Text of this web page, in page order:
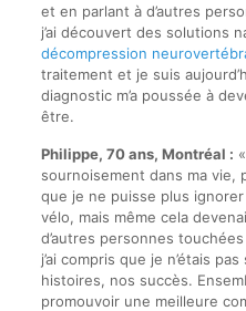
et en parlant à d’autres
j’ai découvert des solutions
décompression
traitement et je suis
diagnostic m’a poussée à
être.
Philippe, 70 ans, Montréal :
sournoisement dans ma vie,
que je ne puisse plus ignorer
vélo, mais même cela
d’autres personnes
j’ai compris que je n’étais
histoires, nos succès.
promouvoir une meilleure